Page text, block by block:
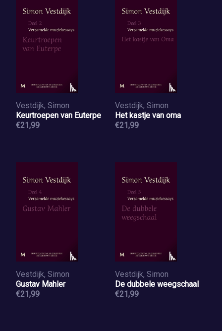
Vestdijk, Simon
Keurtroepen van Euterpe
€21,99
Vestdijk, Simon
Het kastje van oma
€21,99
Vestdijk, Simon
Gustav Mahler
€21,99
Vestdijk, Simon
De dubbele weegschaal
€21,99